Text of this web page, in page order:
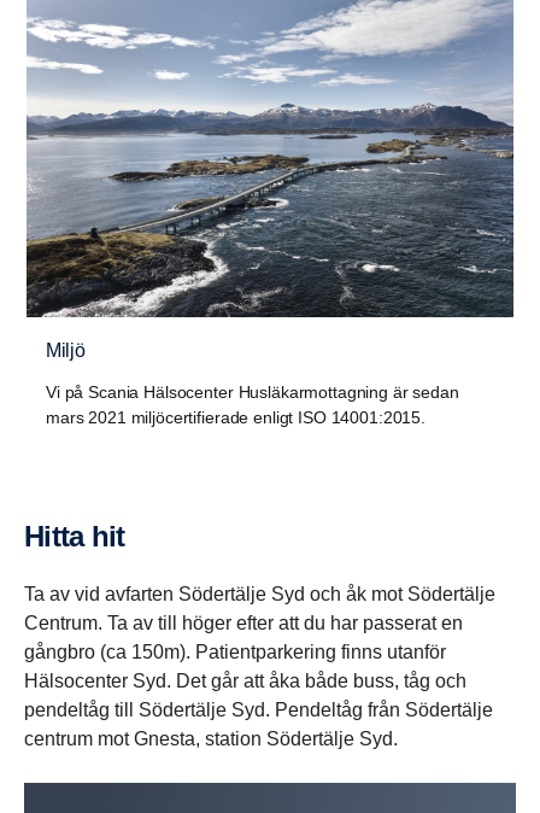
Miljö
Vi på Scania Hälsocenter Husläkarmottagning är sedan
mars 2021 miljöcertifierade enligt ISO 14001:2015.
Hitta hit
Ta av vid avfarten Södertälje Syd och åk mot Södertälje
Centrum. Ta av till höger efter att du har passerat en
gångbro (ca 150m). Patientparkering finns utanför
Hälsocenter Syd. Det går att åka både buss, tåg och
pendeltåg till Södertälje Syd. Pendeltåg från Södertälje
centrum mot Gnesta, station Södertälje Syd.